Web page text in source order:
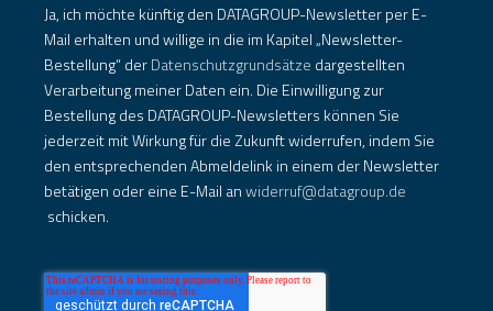
Ja, ich möchte künftig den DATAGROUP-Newsletter per E-
Mail erhalten und willige in die im Kapitel „Newsletter-
Bestellung“ derDatenschutzgrundsätze dargestellten
Verarbeitung meiner Daten ein. Die Einwilligung zur
Bestellung des DATAGROUP-Newsletters können Sie
jederzeit mit Wirkung für die Zukunft widerrufen, indem Sie
den entsprechenden Abmeldelink in einem der Newsletter
betätigen oder eine E-Mail anwiderruf@datagroup.de
schicken.